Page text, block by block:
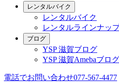
レンタルバイク
レンタルバイク
レンタルラインナッ
ブログ
YSP 滋賀ブログ
YSP 滋賀Amebaブログ
電話でお問い合わせ077-567-4477